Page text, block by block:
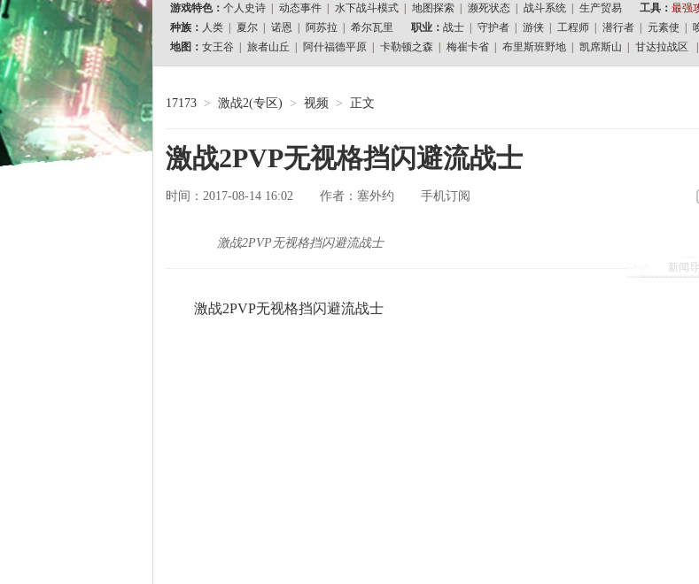
游戏特色： 个人史诗 动态事件 水下战斗模式 地图探索 濒死状态 战斗系统 生产贸易 工具： 最强
种族： 人类 夏尔 诺恩 阿苏拉 希尔瓦里 职业： 战士 守护者 游侠 工程师 潜行者 元素使
地图： 女王谷 旅者山丘 阿什福德平原 卡勒顿之森 梅崔卡省 布里斯班野地 凯席斯山 甘达拉战区
17173 > 激战2(专区) > 视频 > 正文
激战2PVP无视格挡闪避流战士
时间：2017-08-14 16:02 作者： 塞外约 手机订阅
新闻
激战2PVP无视格挡闪避流战士
激战2PVP无视格挡闪避流战士